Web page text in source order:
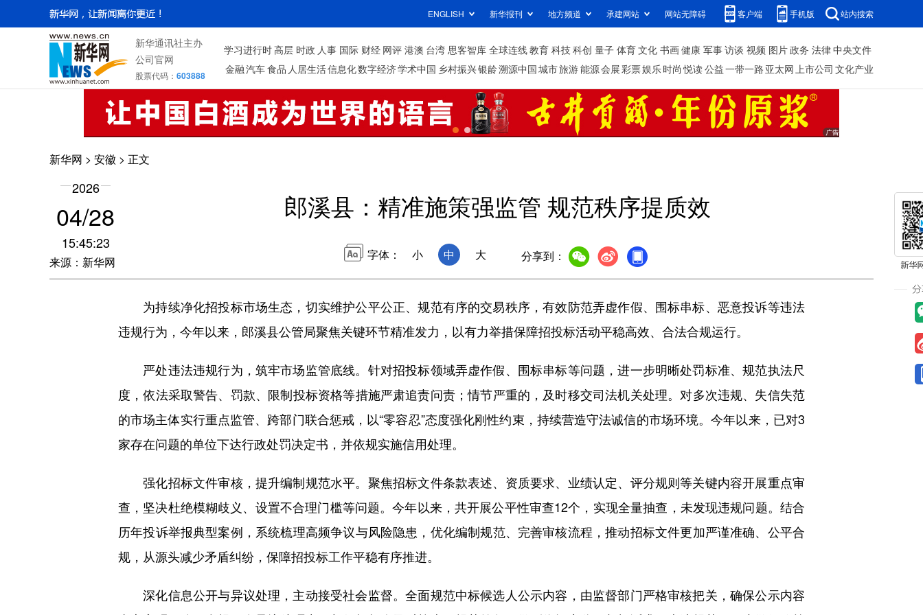
ENGLISH 新华报刊 地方频道 承建网站 网站无障碍 客户端 手机版 站内搜索
新华通讯社主办
公司官网
股票代码： 603888
学习进行时高层 时政 人事 国际 财经 网评 港澳 台湾 思客智库 全球连线教育 科技科创 量子 体育文化 书画健康 军事访谈 视频 图片政务 法律中央文件
金融汽车食品 人居生活信息化数字经济学术中国 乡村振兴银龄溯源中国城市旅游能源会展彩票娱乐时尚 悦读公益一带一路 亚太网上市公司 文化产业
新华网 > 安徽 > 正文
2026
04/28
15:45:23
来源：新华网
郎溪县：精准施策强监管 规范秩序提质效
字体： 小 中 大 分享到：
为持续净化招投标市场生态，切实维护公平公正、规范有序的交易秩序，有效防范弄虚作假、围标串标、恶意投诉等违法
违规行为，今年以来，郎溪县公管局聚焦关键环节精准发力，以有力举措保障招投标活动平稳高效、合法合规运行。
严处违法违规行为，筑牢市场监管底线。针对招投标领域弄虚作假、围标串标等问题，进一步明晰处罚标准、规范执法尺
度，依法采取警告、罚款、限制投标资格等措施严肃追责问责；情节严重的，及时移交司法机关处理。对多次违规、失信失范
的市场主体实行重点监管、跨部门联合惩戒，以“零容忍”态度强化刚性约束，持续营造守法诚信的市场环境。今年以来，已对3
家存在问题的单位下达行政处罚决定书，并依规实施信用处理。
强化招标文件审核，提升编制规范水平。聚焦招标文件条款表述、资质要求、业绩认定、评分规则等关键内容开展重点审
查，坚决杜绝模糊歧义、设置不合理门槛等问题。今年以来，共开展公平性审查12个，实现全量抽查，未发现违规问题。结合
历年投诉举报典型案例，系统梳理高频争议与风险隐患，优化编制规范、完善审核流程，推动招标文件更加严谨准确、公平合
规，从源头减少矛盾纠纷，保障招投标工作平稳有序推进。
深化信息公开与异议处理，主动接受社会监督。全面规范中标候选人公示内容，由监督部门严格审核把关，确保公示内容